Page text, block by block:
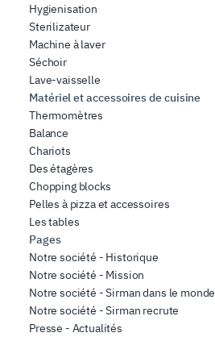
Hygienisation
Sterilizateur
Machine à laver
Séchoir
Lave-vaisselle
Matériel et accessoires de cuisine
Thermomètres
Balance
Chariots
Des étagères
Chopping blocks
Pelles à pizza et accessoires
Les tables
Pages
Notre société - Historique
Notre société - Mission
Notre société - Sirman dans le monde
Notre société - Sirman recrute
Presse - Actualités